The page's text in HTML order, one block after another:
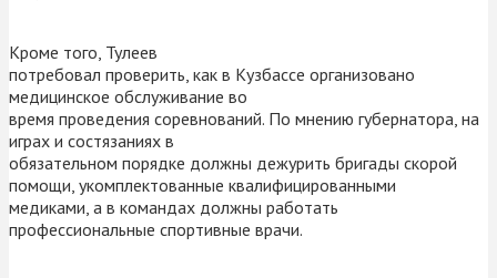
Кроме того, Тулеев
потребовал проверить, как в Кузбассе организовано
медицинское обслуживание во
время проведения соревнований. По мнению губернатора, на
играх и состязаниях в
обязательном порядке должны дежурить бригады скорой
помощи, укомплектованные квалифицированными
медиками, а в командах должны работать
профессиональные спортивные врачи.